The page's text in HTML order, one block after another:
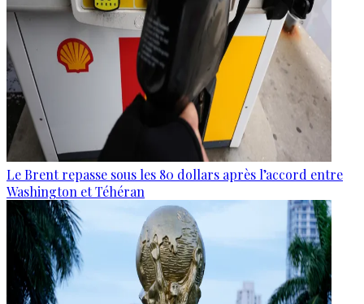
Le Brent repasse sous les 80 dollars après l’accord entre
Washington et Téhéran